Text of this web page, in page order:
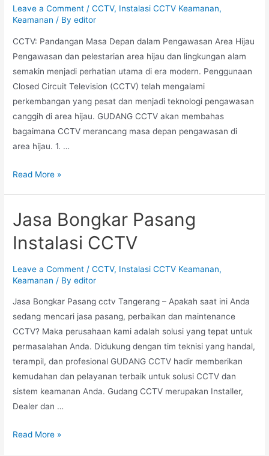
Leave a Comment /CCTV, Instalasi CCTV Keamanan,
Keamanan / Byeditor
CCTV: Pandangan Masa Depan dalam Pengawasan Area Hijau
Pengawasan dan pelestarian area hijau dan lingkungan alam
semakin menjadi perhatian utama di era modern. Penggunaan
Closed Circuit Television (CCTV) telah mengalami
perkembangan yang pesat dan menjadi teknologi pengawasan
canggih di area hijau. GUDANG CCTV akan membahas
bagaimana CCTV merancang masa depan pengawasan di
area hijau. 1. …
Read More »
Jasa Bongkar Pasang
Instalasi CCTV
Leave a Comment /CCTV, Instalasi CCTV Keamanan,
Keamanan / Byeditor
Jasa Bongkar Pasang cctv Tangerang – Apakah saat ini Anda
sedang mencari jasa pasang, perbaikan dan maintenance
CCTV? Maka perusahaan kami adalah solusi yang tepat untuk
permasalahan Anda. Didukung dengan tim teknisi yang handal,
terampil, dan profesional GUDANG CCTV hadir memberikan
kemudahan dan pelayanan terbaik untuk solusi CCTV dan
sistem keamanan Anda. Gudang CCTV merupakan Installer,
Dealer dan …
Read More »